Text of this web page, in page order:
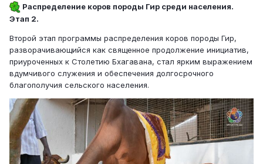
Распределение коров породы Гир среди населения.
Этап 2.
Второй этап программы распределения коров породы Гир,
разворачивающийся как священное продолжение инициатив,
приуроченных к Столетию Бхагавана, стал ярким выражением
вдумчивого служения и обеспечения долгосрочного
благополучия сельского населения.